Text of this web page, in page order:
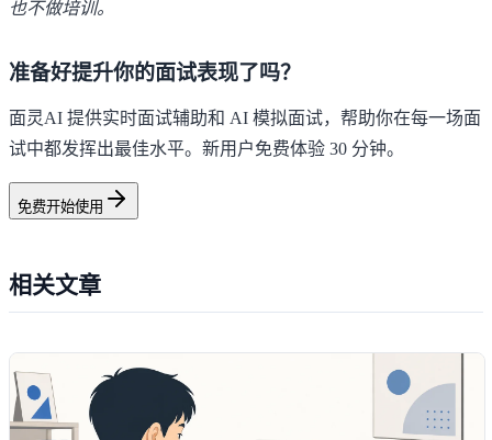
也不做培训。
准备好提升你的面试表现了吗？
面灵AI 提供实时面试辅助和 AI 模拟面试，帮助你在每一场面
试中都发挥出最佳水平。新用户免费体验 30 分钟。
免费开始使用
相关文章